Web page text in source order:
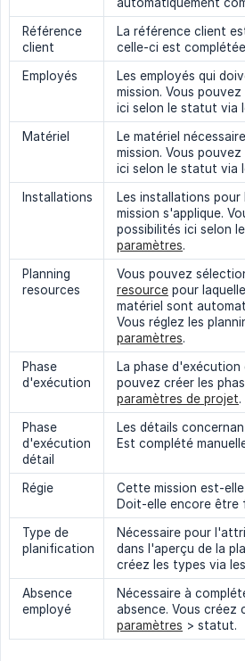
Référence
client
La référence client
celle-ci est
Employés
Les employés qui
mission. Vous
ici selon le statut via
Matériel
Le matériel
mission. Vous
ici selon le statut via
Installations
Les installations
mission s'applique.
possibilités ici selon
paramètres.
Planning
resources
Vous pouvez
resource pour
matériel sont
Vous réglez les
paramètres.
Phase
d'exécution
La phase d'exécution
pouvez créer les
paramètres de projet.
Phase
d'exécution
détail
Les détails
Est complété
Régie
Cette mission est-
Doit-elle encore être
Type de
planification
Nécessaire pour
dans l'aperçu de la
créez les types via les
Absence
employé
Nécessaire à
absence. Vous créez
paramètres > statut.